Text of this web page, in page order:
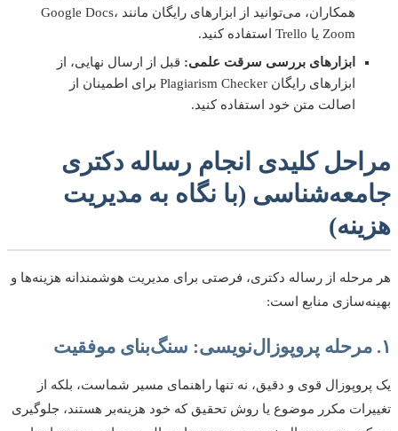
همکاران، می‌توانید از ابزارهای رایگان مانند Google Docs،
Zoom یا Trello استفاده کنید.
ابزارهای بررسی سرقت علمی:قبل از ارسال نهایی، از
ابزارهای رایگان Plagiarism Checker برای اطمینان از
اصالت متن خود استفاده کنید.
کلیدی انجام رساله دکتری
(با نگاه به مدیریت
از رساله دکتری، فرصتی برای مدیریت هوشمندانه هزینه‌ها و
منابع است:
قوی و دقیق، نه تنها راهنمای مسیر شماست، بلکه از
مکرر موضوع یا روش تحقیق که خود هزینه‌بر هستند، جلوگیری